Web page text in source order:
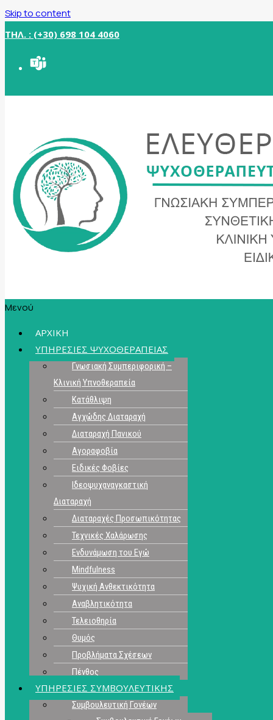
Skip to content
ΤΗΛ. : (+30) 698 104 4060
Μενού
ΑΡΧΙΚΗ
ΥΠΗΡΕΣΙΕΣ ΨΥΧΟΘΕΡΑΠΕΙΑΣ
Γνωσιακή Συμπεριφορική –
Κλινική Υπνοθεραπεία
Κατάθλιψη
Αγχώδης Διαταραχή
Διαταραχή Πανικού
Αγοραφοβία
Ειδικές Φοβίες
Ιδεοψυχαναγκαστική
Διαταραχή
Διαταραχές Προσωπικότητας
Τεχνικές Χαλάρωσης
Ενδυνάμωση του Εγώ
Mindfulness
Ψυχική Ανθεκτικότητα
Αναβλητικότητα
Τελειοθηρία
Θυμός
Προβλήματα Σχέσεων
Πένθος
ΥΠΗΡΕΣΙΕΣ ΣΥΜΒΟΥΛΕΥΤΙΚΗΣ
Συμβουλευτική Γονέων